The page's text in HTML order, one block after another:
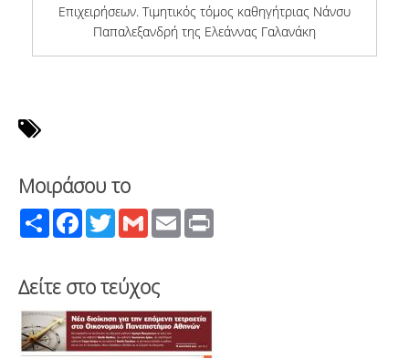
Επιχειρήσεων. Τιμητικός τόμος καθηγήτριας Νάνσυ
Παπαλεξανδρή της Ελεάννας Γαλανάκη
Μοιράσου το
Share FacebookTwitterGmail Email
Δείτε στο τεύχος